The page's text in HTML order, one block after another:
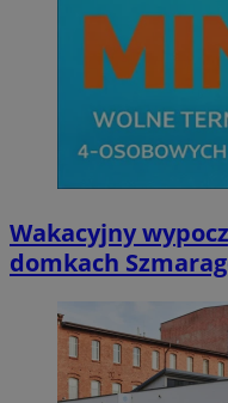
Wakacyjny
domkach